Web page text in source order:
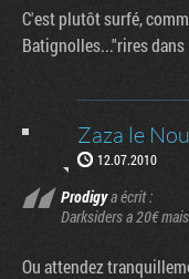
C'est plutôt surfé,
Batignolles..."rires dans
Zaza le
12.07.2010
Prodigya écrit :
Darksiders a 20€
Ou attendez